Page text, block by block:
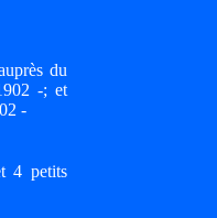
du
-; et
-
4 petits